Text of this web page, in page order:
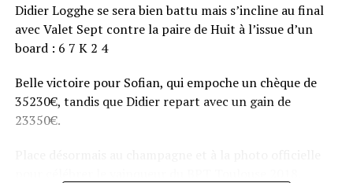
Didier Logghe se sera bien battu mais s’incline au final
avec Valet Sept contre la paire de Huit à l’issue d’un
board : 6 7 K 2 4
Belle victoire pour Sofian, qui empoche un chèque de
35230€, tandis que Didier repart avec un gain de
23350€.